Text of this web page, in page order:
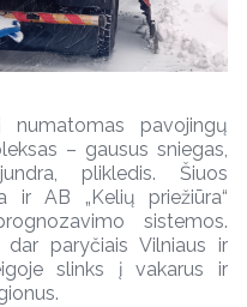
numatomas pavojingų
– gausus sniegas,
plikledis. Šiuos
ir AB „Kelių priežiūra“
sistemos.
dar paryčiais Vilniaus ir
slinks į vakarus ir